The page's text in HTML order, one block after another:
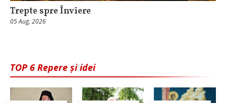
Trepte spre Înviere
05 Aug, 2026
TOP 6 Repere și idei